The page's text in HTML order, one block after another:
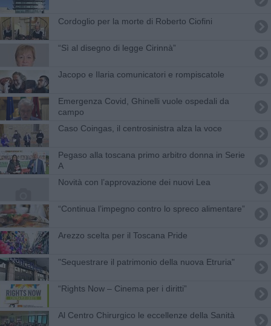
Cordoglio per la morte di Roberto Ciofini
“Sì al disegno di legge Cirinnà”
Jacopo e Ilaria comunicatori e rompiscatole
Emergenza Covid, Ghinelli vuole ospedali da
campo
Caso Coingas, il centrosinistra alza la voce
Pegaso alla toscana primo arbitro donna in Serie
A
Novità con l’approvazione dei nuovi Lea
“Continua l’impegno contro lo spreco alimentare”
Arezzo scelta per il Toscana Pride
"Sequestrare il patrimonio della nuova Etruria"
“Rights Now – Cinema per i diritti”
Al Centro Chirurgico le eccellenze della Sanità